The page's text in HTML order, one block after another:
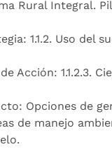
Rural Integral.
1.1.2. Uso del
Acción: 1.1.2.3.
Opciones de
de manejo